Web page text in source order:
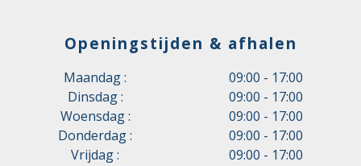
Openingstijden & afhalen
Maandag :
09:00 - 17:00
Dinsdag :
09:00 - 17:00
Woensdag :
09:00 - 17:00
Donderdag :
09:00 - 17:00
Vrijdag :
09:00 - 17:00